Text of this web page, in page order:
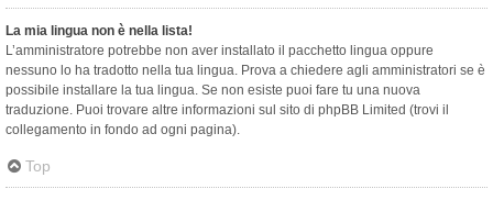
La mia lingua non è nella lista!
L’amministratore potrebbe non aver installato il pacchetto lingua oppure
nessuno lo ha tradotto nella tua lingua. Prova a chiedere agli amministratori se è
possibile installare la tua lingua. Se non esiste puoi fare tu una nuova
traduzione. Puoi trovare altre informazioni sul sito di phpBB Limited (trovi il
collegamento in fondo ad ogni pagina).
Top